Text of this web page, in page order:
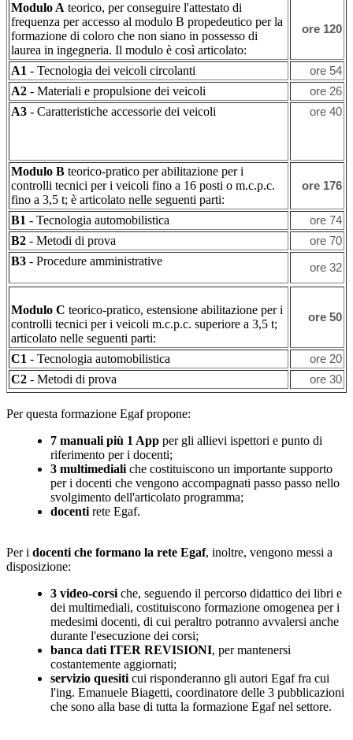
Modulo A teorico, per conseguire l'attestato di
frequenza per accesso al modulo B propedeutico per la
formazione di coloro che non siano in possesso di
laurea in ingegneria. Il modulo è così articolato:
ore 120
A1 - Tecnologia dei veicoli circolanti
ore 54
A2 - Materiali e propulsione dei veicoli
ore 26
A3 - Caratteristiche accessorie dei veicoli ore 40
Modulo B teorico-pratico per abilitazione per i
controlli tecnici per i veicoli fino a 16 posti o m.c.p.c.
fino a 3,5 t; è articolato nelle seguenti parti:
ore 176
B1 - Tecnologia automobilistica
ore 74
B2 - Metodi di prova
ore 70
B3 - Procedure amministrative ore 32
Modulo C teorico-pratico, estensione abilitazione per i
controlli tecnici per i veicoli m.c.p.c. superiore a 3,5 t;
articolato nelle seguenti parti:
ore 50
C1 - Tecnologia automobilistica
ore 20
C2 - Metodi di prova ore 30
Per questa formazione Egaf propone:
7 manuali più 1 App per gli allievi ispettori e punto di
riferimento per i docenti;
3 multimediali che costituiscono un importante supporto
per i docenti che vengono accompagnati passo passo nello
svolgimento dell'articolato programma;
docenti rete Egaf.
Per i docenti che formano la rete Egaf, inoltre, vengono messi a
disposizione:
3 video-corsi che, seguendo il percorso didattico dei libri e
dei multimediali, costituiscono formazione omogenea per i
medesimi docenti, di cui peraltro potranno avvalersi anche
durante l'esecuzione dei corsi;
banca dati ITER REVISIONI, per mantenersi
costantemente aggiornati;
servizio quesiti cui risponderanno gli autori Egaf fra cui
l'ing. Emanuele Biagetti, coordinatore delle 3 pubblicazioni
che sono alla base di tutta la formazione Egaf nel settore.